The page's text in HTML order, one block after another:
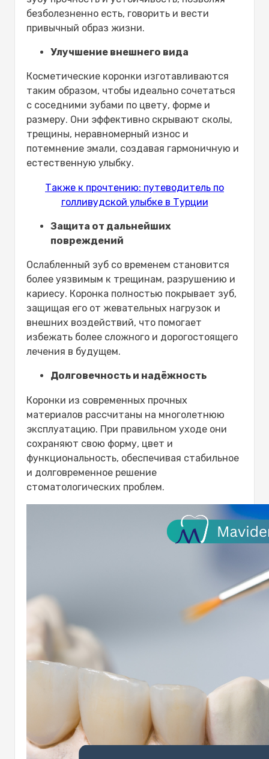
безболезненно есть, говорить и вести
привычный образ жизни.
Улучшение внешнего вида
Косметические коронки изготавливаются
таким образом, чтобы идеально сочетаться
с соседними зубами по цвету, форме и
размеру. Они эффективно скрывают сколы,
трещины, неравномерный износ и
потемнение эмали, создавая гармоничную и
естественную улыбку.
Также к прочтению: путеводитель по
голливудской улыбке в Турции
Защита от дальнейших
повреждений
Ослабленный зуб со временем становится
более уязвимым к трещинам, разрушению и
кариесу. Коронка полностью покрывает зуб,
защищая его от жевательных нагрузок и
внешних воздействий, что помогает
избежать более сложного и дорогостоящего
лечения в будущем.
Долговечность и надёжность
Коронки из современных прочных
материалов рассчитаны на многолетнюю
эксплуатацию. При правильном уходе они
сохраняют свою форму, цвет и
функциональность, обеспечивая стабильное
и долговременное решение
стоматологических проблем.